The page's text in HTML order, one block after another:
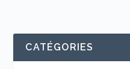
CATÉGORIES